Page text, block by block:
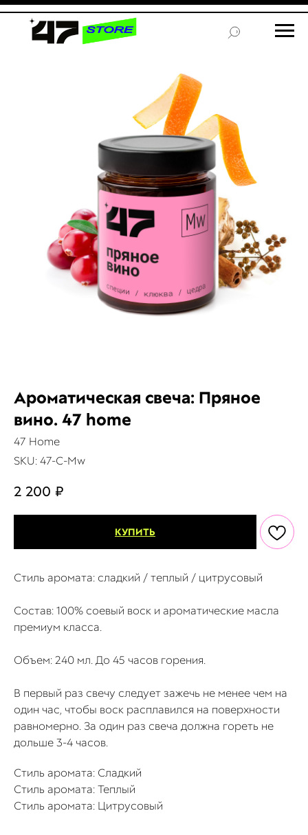
Ароматическая свеча: Пряное
вино. 47 home
47 Home
SKU:47-С-Mw
2 200 ₽
КУПИТЬ
Стиль аромата: сладкий / теплый / цитрусовый
Состав: 100% соевый воск и ароматические масла
премиум класса.
Объем: 240 мл. До 45 часов горения.
В первый раз свечу следует зажечь не менее чем на
один час, чтобы воск расплавился на поверхности
равномерно. За один раз свеча должна гореть не
дольше 3-4 часов.
Стиль аромата: Сладкий
Стиль аромата: Теплый
Стиль аромата: Цитрусовый